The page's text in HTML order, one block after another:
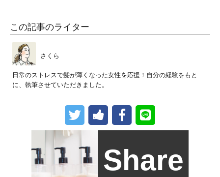
この記事のライター
さくら
日常のストレスで髪が薄くなった女性を応援！自分の経験をもと
に、執筆させていただきました。
Share